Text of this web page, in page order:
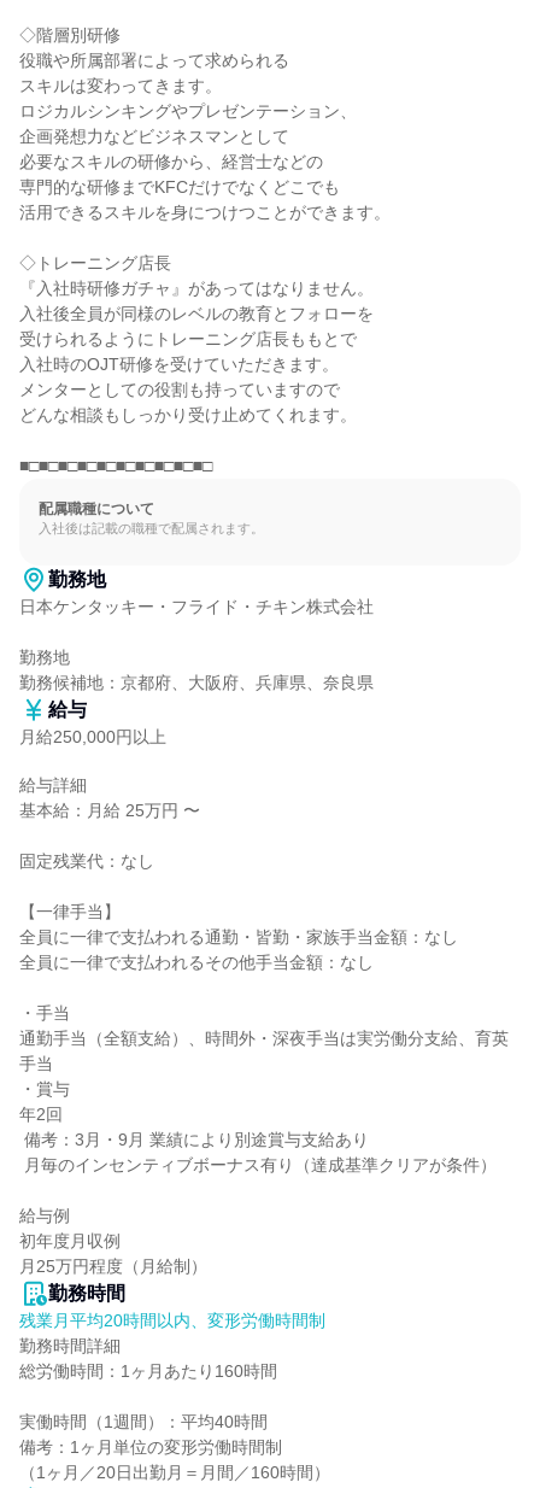
◇階層別研修
役職や所属部署によって求められる
スキルは変わってきます。
ロジカルシンキングやプレゼンテーション、
企画発想力などビジネスマンとして
必要なスキルの研修から、経営士などの
専門的な研修までKFCだけでなくどこでも
活用できるスキルを身につけつことができます。
◇トレーニング店長
『入社時研修ガチャ』があってはなりません。
入社後全員が同様のレベルの教育とフォローを
受けられるようにトレーニング店長ももとで
入社時のOJT研修を受けていただきます。
メンターとしての役割も持っていますので
どんな相談もしっかり受け止めてくれます。
■□■□■□■□■□■□■□■□■□■□
配属職種について
入社後は記載の職種で配属されます。
勤務地
日本ケンタッキー・フライド・チキン株式会社
勤務地
勤務候補地：京都府、大阪府、兵庫県、奈良県
給与
月給250,000円以上
給与詳細
基本給：月給 25万円 〜
固定残業代：なし
【一律手当】
全員に一律で支払われる通勤・皆勤・家族手当金額：なし
全員に一律で支払われるその他手当金額：なし
・手当
通勤手当（全額支給）、時間外・深夜手当は実労働分支給、育英
手当
・賞与
年2回
給与例
初年度月収例
月25万円程度（月給制）
勤務時間
残業月平均20時間以内、変形労働時間制
勤務時間詳細
総労働時間：1ヶ月あたり160時間
実働時間（1週間）：平均40時間
備考：1ヶ月単位の変形労働時間制
（1ヶ月／20日出勤月＝月間／160時間）